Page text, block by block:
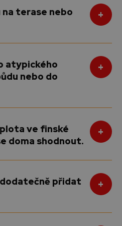
terase nebo
atypického
nebo do
ve finské
doma shodnout.
přidat